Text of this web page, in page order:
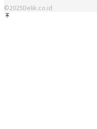
©2025Delik.co.id